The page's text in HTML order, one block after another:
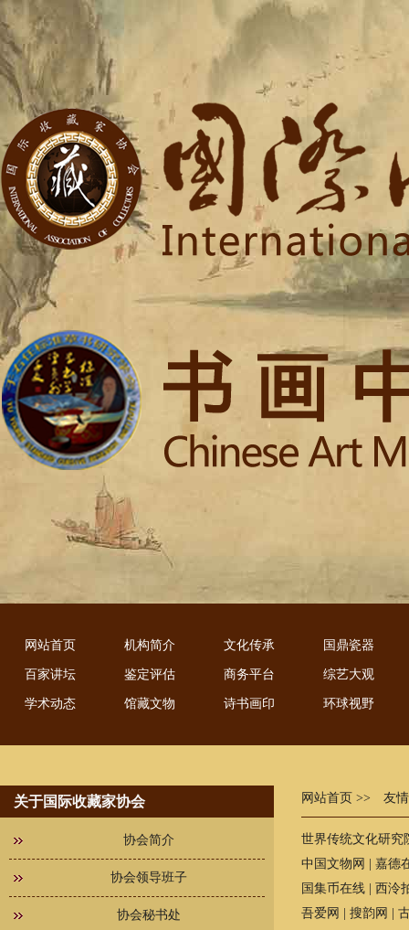
网站首页 机构简介 文化传承 国鼎瓷器
百家讲坛 鉴定评估 商务平台 综艺大观
学术动态 馆藏文物 诗书画印 环球视野
关于国际收藏家协会
协会简介
协会领导班子
协会秘书处
网站首页 >> 友情
世界传统文化研究
中国文物网
嘉德
国集币在线
西泠
吾爱网
搜韵网